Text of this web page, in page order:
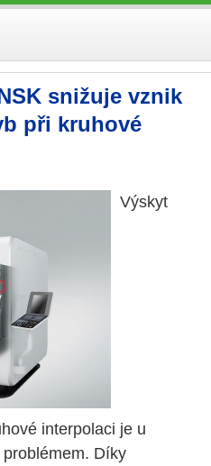
snižuje vznik
při kruhové
Výskyt
interpolaci je u
Díky